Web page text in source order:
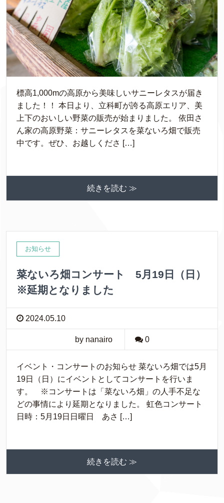
標高1,000mの高原から美味しいサニーレタスが届き
ました！！ 本日より、立科町が誇る高原エリア、美
上下のおいしい野菜の販売が始まりました。 依田さ
ん家の高原野菜：サニーレタスを菜ないろ畑で販売
中です。ぜひ、お越しくださ […]
続きを読む ≫
お知らせ
菜ないろ畑コンサート 5月19日（日）
※延期となりました
2024.05.10
by nanairo 0
イベント・コンサートのお知らせ 菜ないろ畑では5月
19日（日）にイベントとしてコンサートを行いま
す。 ※コンサートは「菜ないろ畑」の人手不足な
どの事情により延期となりました。 虹色コンサート
日時：5月19日日曜日 あさ […]
続きを読む ≫